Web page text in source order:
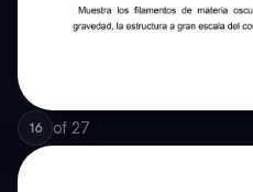
16 of 27